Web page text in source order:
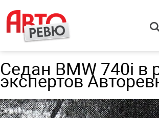
s
Седан BMW 740i в
экспертов